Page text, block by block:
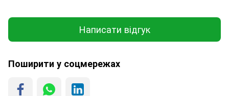
Написати відгук
Поширити у соцмережах